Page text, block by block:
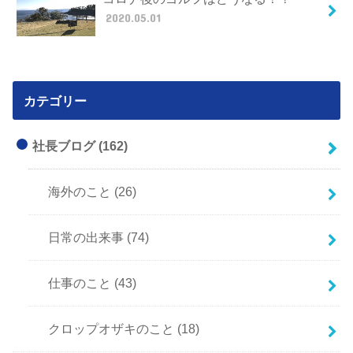
2020.05.01
カテゴリー
社長ブログ(162)
海外のこと (26)
日常の出来事 (74)
仕事のこと (43)
クロップオザキのこと (18)